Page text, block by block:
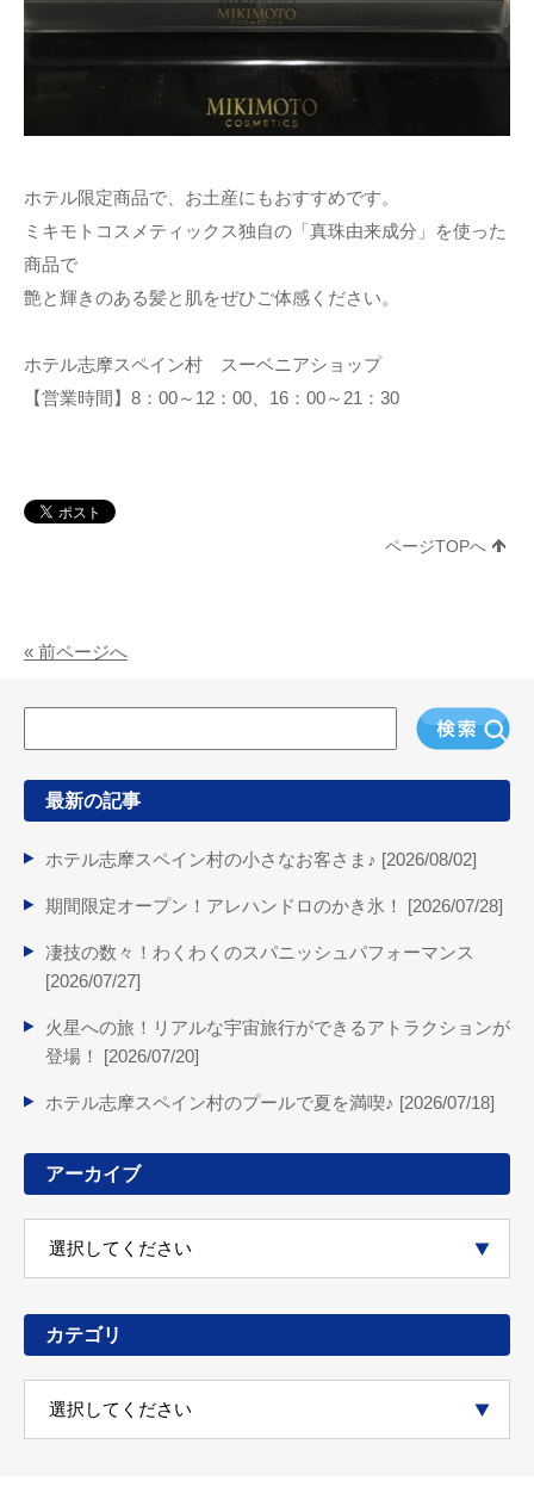
ホテル限定商品で、お土産にもおすすめです。
ミキモトコスメティックス独自の「真珠由来成分」を使った
商品で
艶と輝きのある髪と肌をぜひご体感ください。
ホテル志摩スペイン村 スーベニアショップ
【営業時間】8：00～12：00、16：00～21：30
ページTOPへ
« 前ページへ
最新の記事
ホテル志摩スペイン村の小さなお客さま♪ [2026/08/02]
期間限定オープン！アレハンドロのかき氷！ [2026/07/28]
凄技の数々！わくわくのスパニッシュパフォーマンス
[2026/07/27]
火星への旅！リアルな宇宙旅行ができるアトラクションが
登場！ [2026/07/20]
ホテル志摩スペイン村のプールで夏を満喫♪ [2026/07/18]
アーカイブ
カテゴリ